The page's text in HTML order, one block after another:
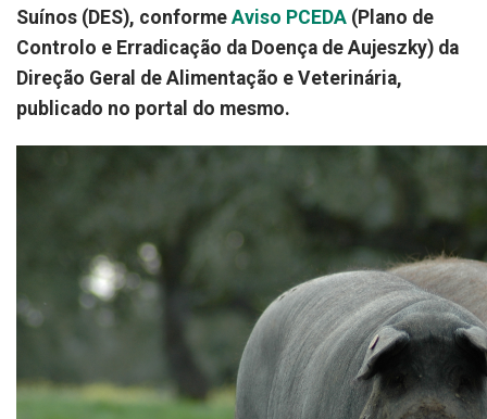
Suínos (DES), conforme Aviso PCEDA (Plano de
Controlo e Erradicação da Doença de Aujeszky) da
Direção Geral de Alimentação e Veterinária,
publicado no portal do mesmo.